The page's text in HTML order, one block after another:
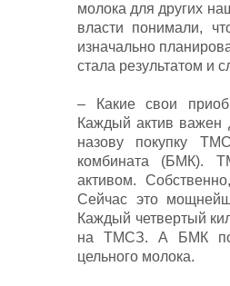
молока для других
власти понимали,
изначально
стала результатом и
– Какие свои
Каждый актив
назову покупку
комбината (БМК).
активом.
Сейчас это
Каждый четвертый
на ТМСЗ. А БМК
цельного молока.